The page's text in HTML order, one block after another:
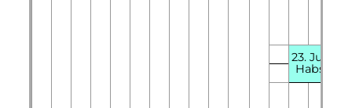
23. Judith